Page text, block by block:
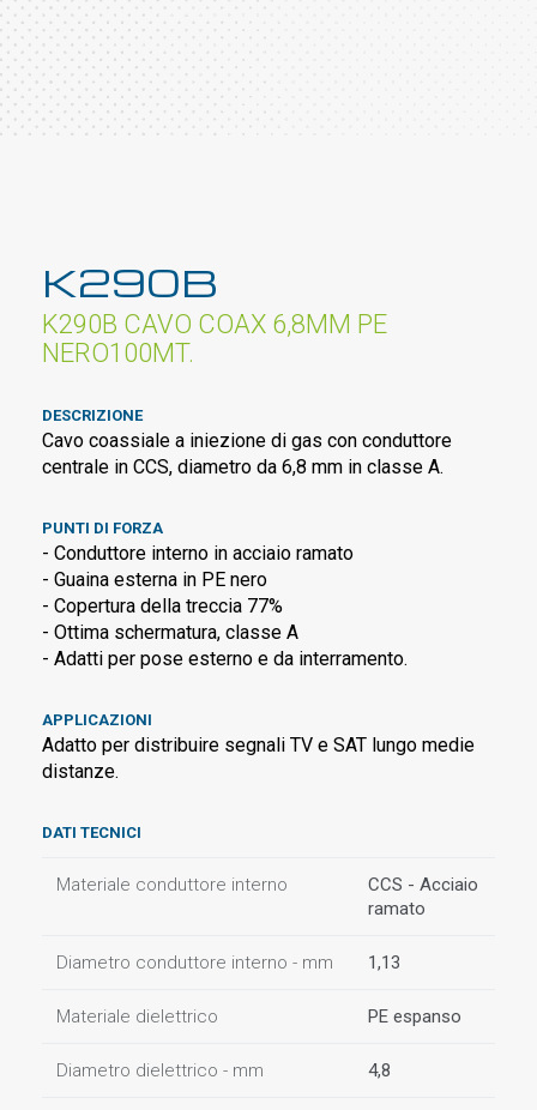
K290B
K290B CAVO COAX 6,8MM PE
NERO100MT.
DESCRIZIONE
Cavo coassiale a iniezione di gas con conduttore
centrale in CCS, diametro da 6,8 mm in classe A.
PUNTI DI FORZA
- Conduttore interno in acciaio ramato
- Guaina esterna in PE nero
- Copertura della treccia 77%
- Ottima schermatura, classe A
- Adatti per pose esterno e da interramento.
APPLICAZIONI
Adatto per distribuire segnali TV e SAT lungo medie
distanze.
DATI TECNICI
Materiale conduttore interno
CCS - Acciaio
ramato
Diametro conduttore interno - mm 1,13
Materiale dielettrico PE espanso
Diametro dielettrico - mm 4,8